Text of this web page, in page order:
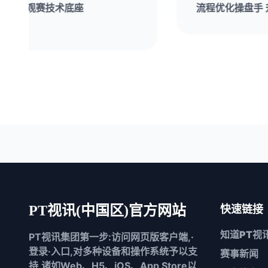
流程优化操盘手 升级观赛服务品质
PT视讯(中国区)官方网站
PT视讯集团第一步:访问网页版客户端,·
登录·入口,对多种设备和操作系统予以支
持,诸如Web、H5、iOS、App Store以
快速链接
知道PT视
赛事新闻